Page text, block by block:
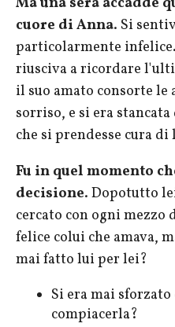
cuore di Anna. Si
particolarmente
riusciva a ricordare
il suo amato consorte le
sorriso, e si era
che si prendesse cura di
Fu in quel momento
decisione. Dopotutto
cercato con ogni mezzo
felice colui che amava,
mai fatto lui per lei?
Si era mai
compiacerla?